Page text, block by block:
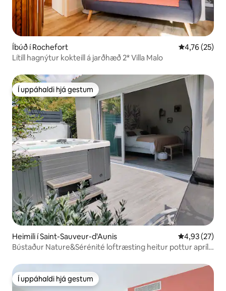
Íbúð í Rochefort 4,76 af 5 í
4,76 (25)
Lítill hagnýtur kokteill á jarðhæð 2* Villa Malo
Í uppáhaldi hjá gestum
Í uppáhaldi hjá gestum
Heimili í Saint-Sauveur-d'Aunis 4,93 af 5 í
4,93 (27)
Bústaður Nature&Sérénité loftræsting heitur pottur apríl-
Í uppáhaldi hjá gestum
Í uppáhaldi hjá gestum